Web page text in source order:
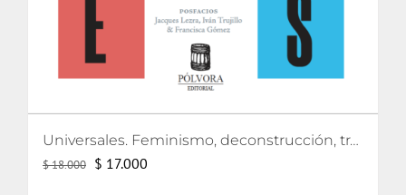
Universales. Feminismo, deconstrucción, traducción
$18.000 El
$ 17.000